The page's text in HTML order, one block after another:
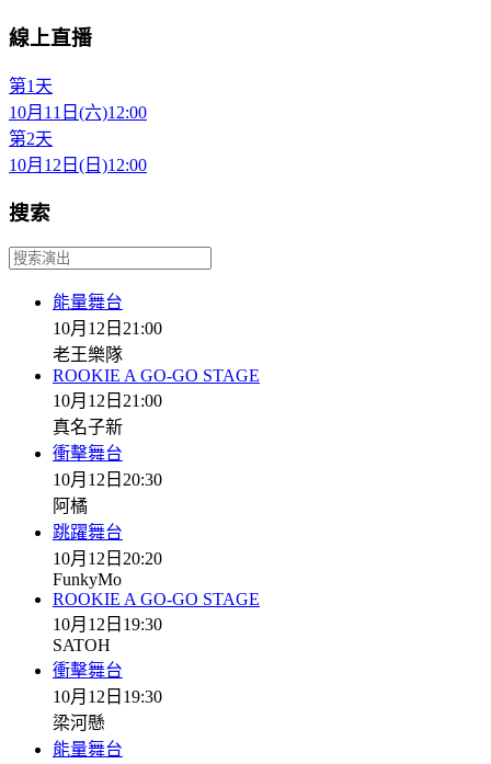
線上直播
第1天
10月11日(六)12:00
第2天
10月12日(日)12:00
搜索
能量舞台
10月12日 21:00
老王樂隊
ROOKIE A GO-GO STAGE
10月12日 21:00
真名子新
衝擊舞台
10月12日 20:30
阿橘
跳躍舞台
10月12日 20:20
FunkyMo
ROOKIE A GO-GO STAGE
10月12日 19:30
SATOH
衝擊舞台
10月12日 19:30
梁河懸
能量舞台